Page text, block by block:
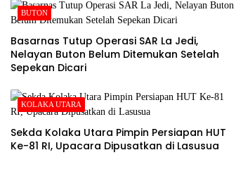
BUTON
Basarnas Tutup Operasi SAR La Jedi,
Nelayan Buton Belum Ditemukan Setelah
Sepekan Dicari
KOLAKA UTARA
Sekda Kolaka Utara Pimpin Persiapan HUT
Ke-81 RI, Upacara Dipusatkan di Lasusua